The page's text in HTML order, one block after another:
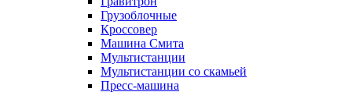
Грузоблочные
Кроссовер
Машина Смита
Мультистанции
Мультистанции со скамьей
Пресс-машина